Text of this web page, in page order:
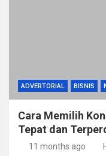
ADVERTORIAL BISNIS
Cara Memilih
Tepat dan
11 months ago